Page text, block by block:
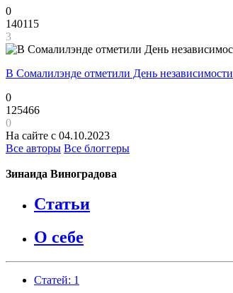
0
140115
3
В Сомалилэнде отметили День независимости
0
125466
0
На сайте с 04.10.2023
Все авторы Все блоггеры
Зинаида Виноградова
Статьи
О себе
Статей: 1